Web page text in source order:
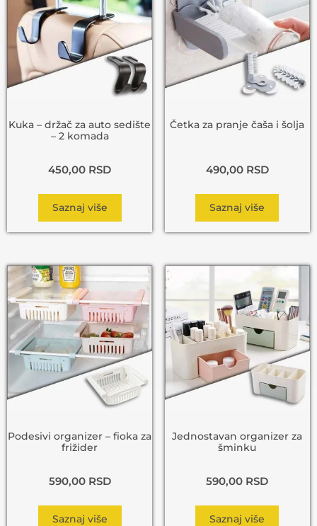
Kuka – držač za auto sedište
– 2 komada
450,00 RSD
Saznaj više
Četka za pranje čaša i šolja
490,00 RSD
Saznaj više
Podesivi organizer – fioka za
frižider
590,00 RSD
Saznaj više
Jednostavan organizer za
šminku
590,00 RSD
Saznaj više